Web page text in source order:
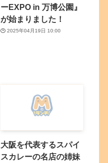
ーEXPO in 万博公園』
が始まりました！
2025年04月19日 10:00
大阪を代表するスパイ
スカレーの名店の姉妹